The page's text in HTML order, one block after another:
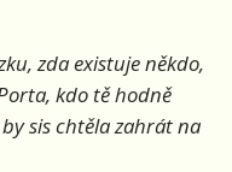
zda existuje někdo,
kdo tě hodně
sis chtěla zahrát na